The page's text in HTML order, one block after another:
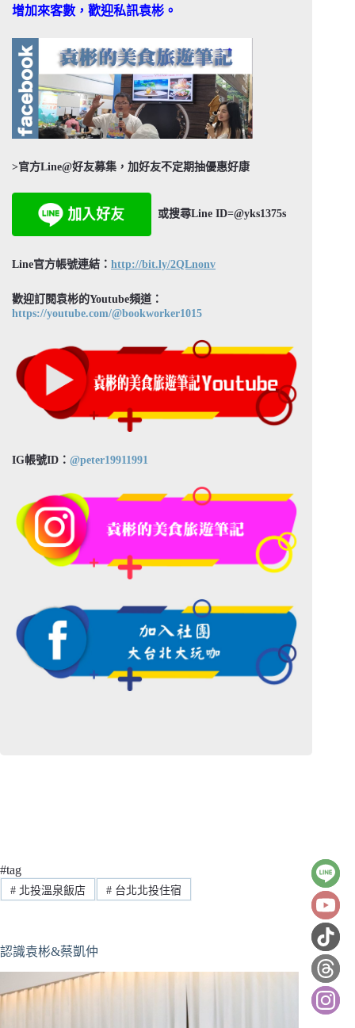
增加來客數，歡迎私訊袁彬。
>官方Line@好友募集，加好友不定期抽優惠好康
或搜尋Line ID=@yks1375s
Line官方帳號連結： http://bit.ly/2QLnonv
歡迎訂閱袁彬的Youtube頻道：
https://youtube.com/@bookworker1015
IG帳號ID： @peter19911991
#tag
#北投溫泉飯店 #台北北投住宿
認識袁彬&蔡凱仲